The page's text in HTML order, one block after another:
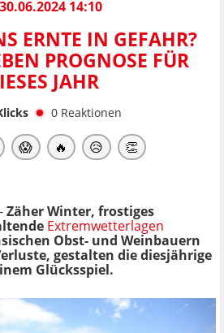
30.06.2024 14:10
ERNTE IN GEFAHR?
PROGNOSE FÜR
JAHR
0 Reaktionen
😱 🔥 😥 👏
Zäher Winter, frostiges
Extremwetterlagen
Obst- und Weinbauern
gestalten die diesjährige
Glücksspiel.